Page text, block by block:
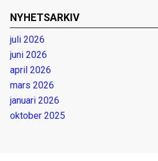
NYHETSARKIV
juli 2026
juni 2026
april 2026
mars 2026
januari 2026
oktober 2025